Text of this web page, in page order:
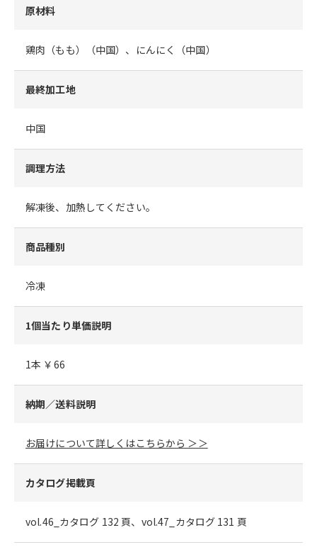
原材料
鶏肉（もも）（中国）、にんにく（中国）
最終加工地
中国
調理方法
解凍後、加熱してください。
商品種別
冷凍
1個当たり単価説明
1本 ￥66
納期／送料説明
お届けについて詳しくはこちらから ＞＞
カタログ掲載頁
vol.46_カタログ 132 頁、vol.47_カタログ 131 頁